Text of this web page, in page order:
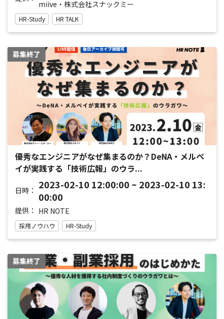
miive・株式会社スナックミー
HR-Study HR TALK
募集終了
優秀なエンジニアがなぜ集まるのか？DeNA・メルペ
イが実践する「技術広報」のウラ...
日時： 2023-02-10 12:00:00 ~ 2023-02-10 13:
00:00
提供： HR NOTE
採用ノウハウ HR-Study
募集終了